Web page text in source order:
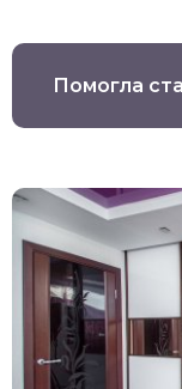
Помогла